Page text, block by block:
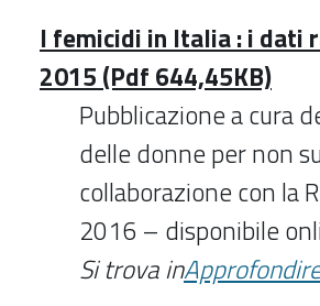
I femicidi in Italia : i dati
2015 (Pdf 644,45KB)
Pubblicazione a cura
delle donne per non
collaborazione con la
2016 – disponibile
Si trova in